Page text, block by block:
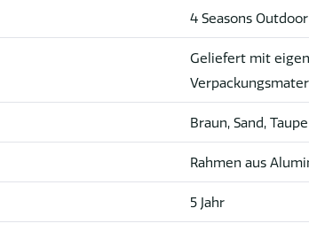
4 Seasons Outdoor
Geliefert mit
Braun, Sand, Taupe
Rahmen aus
5 Jahr